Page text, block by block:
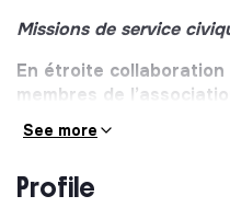
Missions de service
En étroite
membres de
principales missions de :
les associations,
See more
Profile